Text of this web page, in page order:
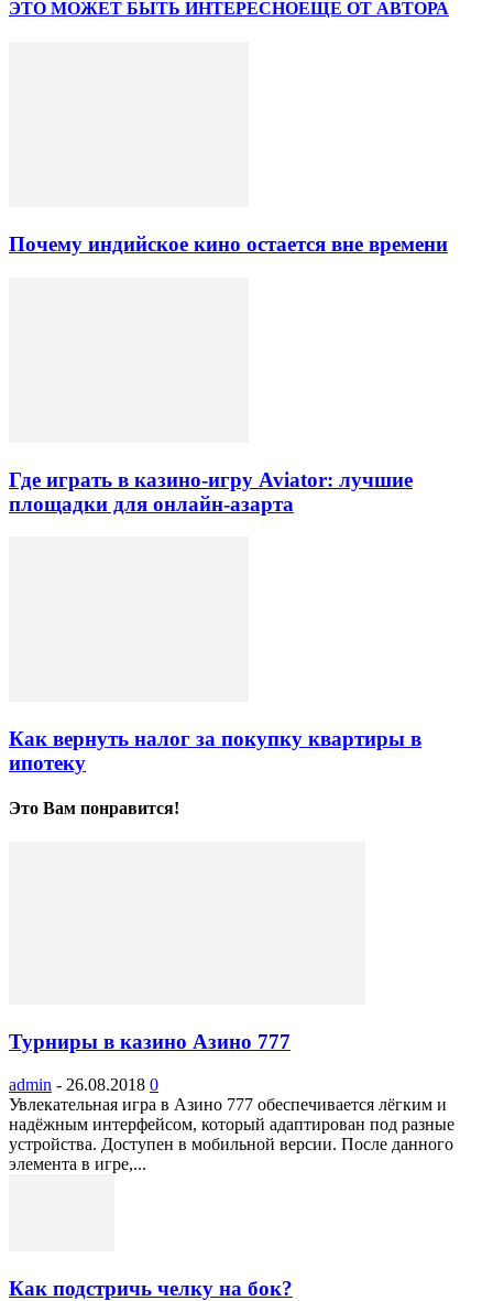
ЭТО МОЖЕТ БЫТЬ ИНТЕРЕСНОЕЩЕ ОТ АВТОРА
Почему индийское кино остается вне времени
Где играть в казино-игру Aviator: лучшие
площадки для онлайн-азарта
Как вернуть налог за покупку квартиры в
ипотеку
Это Вам понравится!
Турниры в казино Азино 777
admin - 26.08.2018 0
Увлекательная игра в Азино 777 обеспечивается лёгким и
надёжным интерфейсом, который адаптирован под разные
устройства. Доступен в мобильной версии. После данного
элемента в игре,...
Как подстричь челку на бок?